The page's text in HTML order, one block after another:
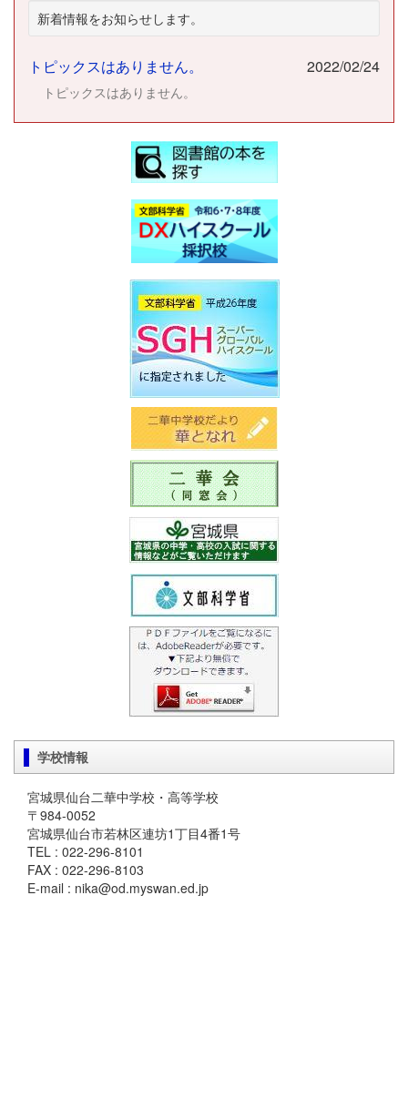
新着情報をお知らせします。
トピックスはありません。 2022/02/24
トピックスはありません。
学校情報
宮城県仙台二華中学校・高等学校
〒984-0052
宮城県仙台市若林区連坊1丁目4番1号
TEL : 022-296-8101
FAX : 022-296-8103
E-mail : nika@od.myswan.ed.jp